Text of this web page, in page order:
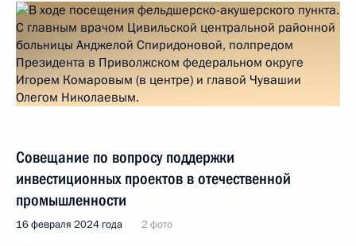
Совещание по вопросу поддержки
инвестиционных проектов в отечественной
промышленности
16 февраля 2024 года 2 фото